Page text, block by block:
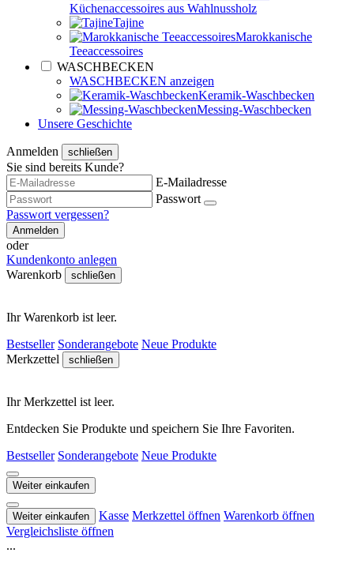
Küchenaccessoires aus Wahlnussholz
Tajine
Marokkanische
Teeaccessoires
WASCHBECKEN
WASCHBECKEN anzeigen
Keramik-Waschbecken
Messing-Waschbecken
Unsere Geschichte
Anmelden schließen
Sie sind bereits Kunde?
E-Mailadresse
Passwort
Passwort vergessen?
Anmelden
oder
Kundenkonto anlegen
Warenkorb
schließen
Ihr Warenkorb ist leer.
Bestseller Sonderangebote Neue Produkte
Merkzettel
schließen
Ihr Merkzettel ist leer.
Entdecken Sie Produkte und speichern Sie Ihre Favoriten.
Bestseller Sonderangebote Neue Produkte
Weiter einkaufen
Weiter einkaufen Kasse Merkzettel öffnen Warenkorb öffnen
Vergleichsliste öffnen
...